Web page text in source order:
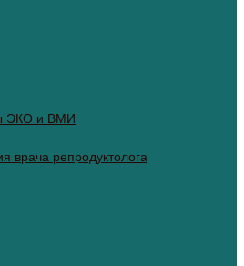
ЭКО и ВМИ
врача репродуктолога